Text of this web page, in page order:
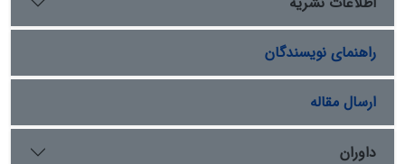
از این نظر بر سایر ژنوتیپ‌ها برتری معنی‌داری داشت. از
پارامترهای مورد ارزیابی، طول گیاهچه و شاخص بنیة بذر
بیشترین واکنش را به تغییر پتانسیل آب نشان دادند. در بین
سطوح تنش خشکی، پتانسیل‌های 6- و 9- بار بهترین سطوح
جهت ارزیابی مقاومت به خشکی بودند.
راهنمای نویسندگان
ارسال مقاله
داوران